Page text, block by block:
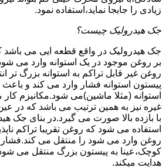
زیادی را جابجا نماید،استفاده نمود.
جک هیدرولیک چیست؟
جک هیدرولیک در واقع قطعه ایی می باشد
بر روغن موجود در یک استوانه وارد می
روغن غیر قابل تراکم به استوانه بزرگ تر
پیستون استوانه فشار وارد می کند و
استوانه (مثلا ماشین)می شود.مکانیزم
غیره نیز به همین ترتیب می باشد که در
با بازده بالا صورت می گیرد.در بنای جک
استفاده می شود که روغن تقریبا تراکم
روغن وارد می شود را منتقل می کند.فشار
کوچک،عینا به پیستون بزرگ منتقل می شود
هدایت میکند.